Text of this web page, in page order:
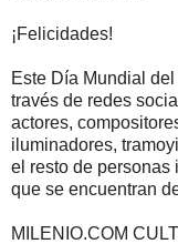
¡Felicidades!
Este Día Mundial
través de redes
actores,
iluminadores,
el resto de personas
que se encuentran
MILENIO.COM